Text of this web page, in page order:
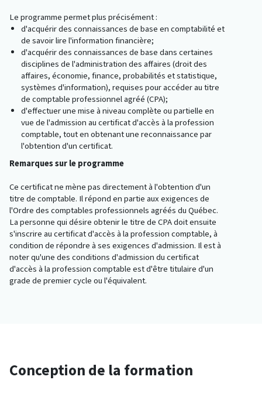
Le programme permet plus précisément :
d'acquérir des connaissances de base en comptabilité et
de savoir lire l'information financière;
d'acquérir des connaissances de base dans certaines
disciplines de l'administration des affaires (droit des
affaires, économie, finance, probabilités et statistique,
systèmes d'information), requises pour accéder au titre
de comptable professionnel agréé (CPA);
d'effectuer une mise à niveau complète ou partielle en
vue de l'admission au certificat d'accès à la profession
comptable, tout en obtenant une reconnaissance par
l'obtention d'un certificat.
Remarques sur le programme
Ce certificat ne mène pas directement à l'obtention d'un
titre de comptable. Il répond en partie aux exigences de
l'Ordre des comptables professionnels agréés du Québec.
La personne qui désire obtenir le titre de CPA doit ensuite
s'inscrire au certificat d'accès à la profession comptable, à
condition de répondre à ses exigences d'admission. Il est à
noter qu'une des conditions d'admission du certificat
d'accès à la profession comptable est d'être titulaire d'un
grade de premier cycle ou l'équivalent.
Conception de la formation